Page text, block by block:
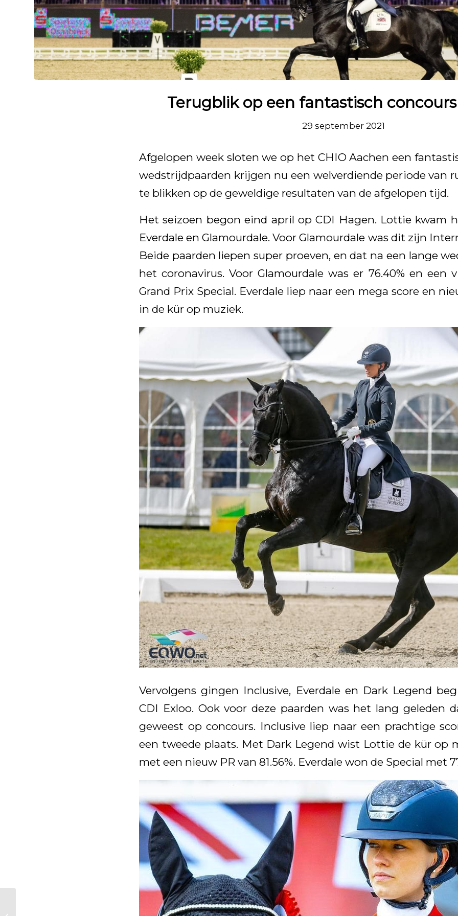
Terugblik op een fantastisch concours
29 september 2021
Afgelopen week sloten we op het CHIO Aachen een
wedstrijdpaarden krijgen nu een welverdiende periode van
te blikken op de geweldige resultaten van de afgelopen tijd.
Het seizoen begon eind april op CDI Hagen. Lottie kwam
Everdale en Glamourdale. Voor Glamourdale was dit zijn
Beide paarden liepen super proeven, en dat na een lange
het coronavirus. Voor Glamourdale was er 76.40% en een
Grand Prix Special. Everdale liep naar een mega score en
in de kür op muziek.
Vervolgens gingen Inclusive, Everdale en Dark Legend
CDI Exloo. Ook voor deze paarden was het lang geleden
geweest op concours. Inclusive liep naar een prachtige
een tweede plaats. Met Dark Legend wist Lottie de kür op
met een nieuw PR van 81.56%. Everdale won de Special met